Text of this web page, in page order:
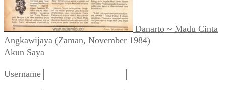
Danarto ~ Madu Cinta
Angkawijaya (Zaman, November 1984)
Akun Saya
Username